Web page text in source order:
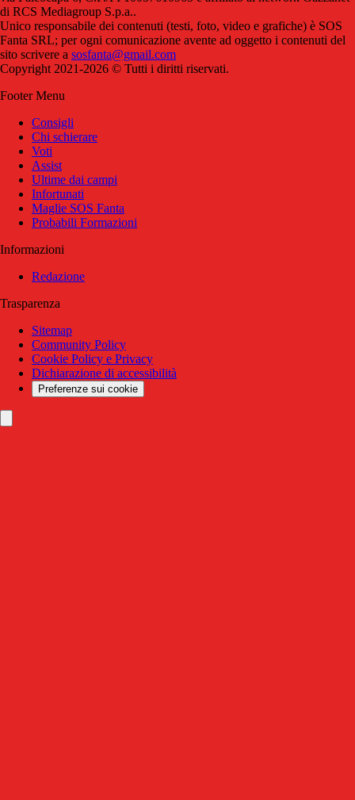
di RCS Mediagroup S.p.a..
Unico responsabile dei contenuti (testi, foto, video e grafiche) è SOS
Fanta SRL; per ogni comunicazione avente ad oggetto i contenuti del
sito scrivere a sosfanta@gmail.com
Copyright 2021-2026 © Tutti i diritti riservati.
Footer Menu
Consigli
Chi schierare
Voti
Assist
Ultime dai campi
Infortunati
Maglie SOS Fanta
Probabili Formazioni
Informazioni
Redazione
Trasparenza
Sitemap
Community Policy
Cookie Policy e Privacy
Dichiarazione di accessibilità
Preferenze sui cookie